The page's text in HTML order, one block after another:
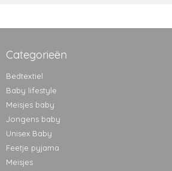
Categorieën
Bedtextiel
Baby lifestyle
Meisjes baby
Jongens baby
Unisex Baby
Feetje pyjama
Meisjes